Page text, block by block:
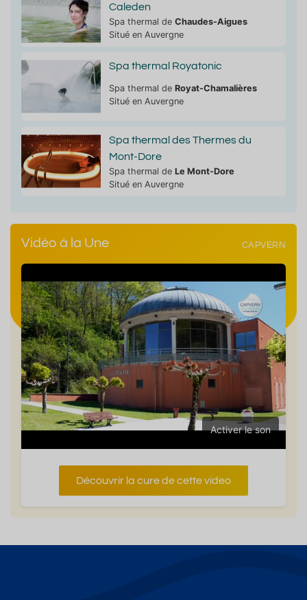
Caleden
Spa thermal de Chaudes-Aigues
Situé en Auvergne
Spa thermal Royatonic
Spa thermal de Royat-Chamalières
Situé en Auvergne
Spa thermal des Thermes du
Mont-Dore
Spa thermal de Le Mont-Dore
Situé en Auvergne
Vidéo à la Une CAPVERN
Activer le son
Découvrir la cure de cette video